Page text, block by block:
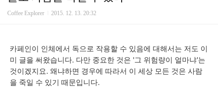
Coffee Explorer 2015. 12. 13. 20:32
카페인이 인체에서 독으로 작용할 수 있음에 대해서는 저도 이
미 글을 써왔습니다. 다만 중요한 것은 '그 위험량이 얼마냐'는
것이겠지요. 왜냐하면 경우에 따라서 이 세상 모든 것은 사람
을 죽일 수 있기 때문입니다.